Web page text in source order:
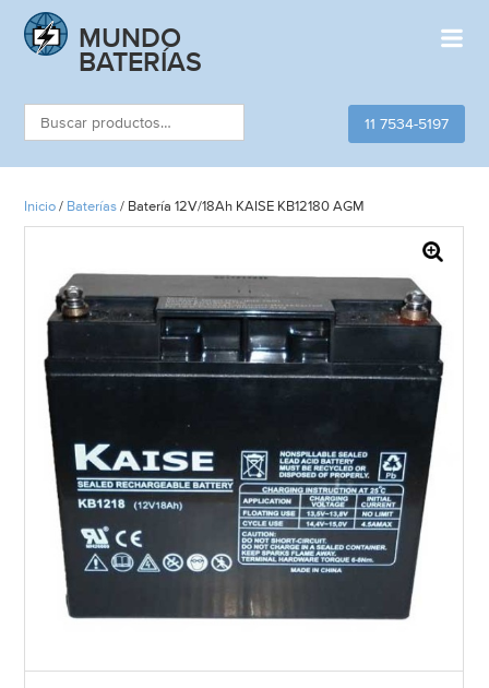
content
MUNDO
BATERÍAS
Buscar
por:
11 7534-5197
Inicio/ Baterías/ Batería 12V/18Ah KAISE KB12180 AGM